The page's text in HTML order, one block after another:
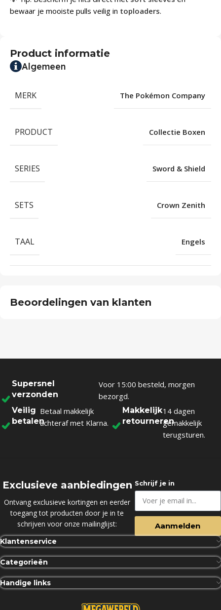
bewaar je mooiste pulls veilig in toploaders.
Product informatie
Algemeen
MERK The Pokémon Company
PRODUCT Collectie Boxen
SERIES Sword & Shield
SETS Crown Zenith
TAAL Engels
Beoordelingen van klanten
Supersnel
verzonden
Voor 15:00 besteld, morgen
bezorgd.
Veilig
betalen
Betaal makkelijk
achteraf met Klarna.
Makkelijk
retourneren
14 dagen
gemakkelijk
terugsturen.
Exclusieve aanbiedingen
Ontvang exclusieve kortingen en eerder
toegang tot producten door je in te
schrijven voor onze mailinglijst:
Schrijf je in
Aanmelden
Klantenservice
Categorieën
Handige links